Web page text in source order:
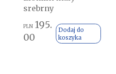
srebrny
PLN 195.
00
Dodaj do
koszyka